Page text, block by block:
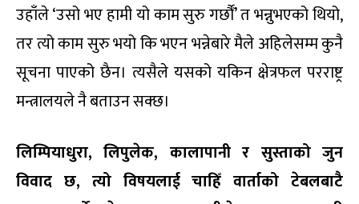
उहाँले ‘उसो भए हामी यो काम सुरु गर्छौँ’ त भन्नुभएको थियो,
तर त्यो काम सुरु भयो कि भएन भन्नेबारे मैले अहिलेसम्म कुनै
सूचना पाएको छैन। त्यसैले यसको यकिन क्षेत्रफल परराष्ट्र
मन्त्रालयले नै बताउन सक्छ।
लिम्पियाधुरा, लिपुलेक, कालापानी र सुस्ताको जुन
विवाद छ, त्यो विषयलाई चाहिँ वार्ताको टेबलबाटै